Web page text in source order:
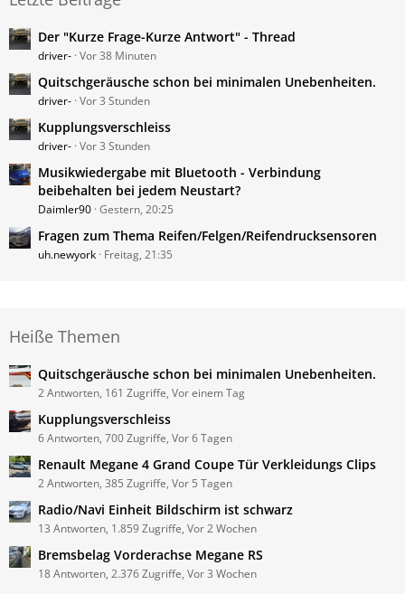
Der "Kurze Frage-Kurze Antwort" - Thread
driver- Vor 38 Minuten
Quitschgeräusche schon bei minimalen Unebenheiten.
driver- Vor 3 Stunden
Kupplungsverschleiss
driver- Vor 3 Stunden
Musikwiedergabe mit Bluetooth - Verbindung
beibehalten bei jedem Neustart?
Daimler90 Gestern, 20:25
Fragen zum Thema Reifen/Felgen/Reifendrucksensoren
uh.newyork Freitag, 21:35
Heiße Themen
Quitschgeräusche schon bei minimalen Unebenheiten.
2 Antworten, 161 Zugriffe, Vor einem Tag
Kupplungsverschleiss
6 Antworten, 700 Zugriffe, Vor 6 Tagen
Renault Megane 4 Grand Coupe Tür Verkleidungs Clips
2 Antworten, 385 Zugriffe, Vor 5 Tagen
Radio/Navi Einheit Bildschirm ist schwarz
13 Antworten, 1.859 Zugriffe, Vor 2 Wochen
Bremsbelag Vorderachse Megane RS
18 Antworten, 2.376 Zugriffe, Vor 3 Wochen